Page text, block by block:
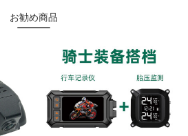
お勧め商品